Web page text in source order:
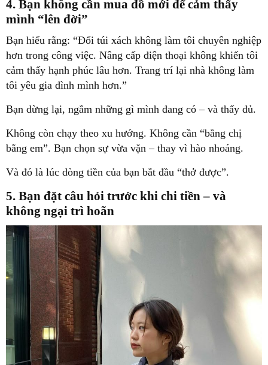
4. Bạn không cần mua đồ mới để cảm thấy
mình “lên đời”
Bạn hiểu rằng: “Đổi túi xách không làm tôi chuyên nghiệp
hơn trong công việc. Nâng cấp điện thoại không khiến tôi
cảm thấy hạnh phúc lâu hơn. Trang trí lại nhà không làm
tôi yêu gia đình mình hơn.”
Bạn dừng lại, ngắm những gì mình đang có – và thấy đủ.
Không còn chạy theo xu hướng. Không cần “bằng chị
bằng em”. Bạn chọn sự vừa vặn – thay vì hào nhoáng.
Và đó là lúc dòng tiền của bạn bắt đầu “thở được”.
5. Bạn đặt câu hỏi trước khi chi tiền – và
không ngại trì hoãn